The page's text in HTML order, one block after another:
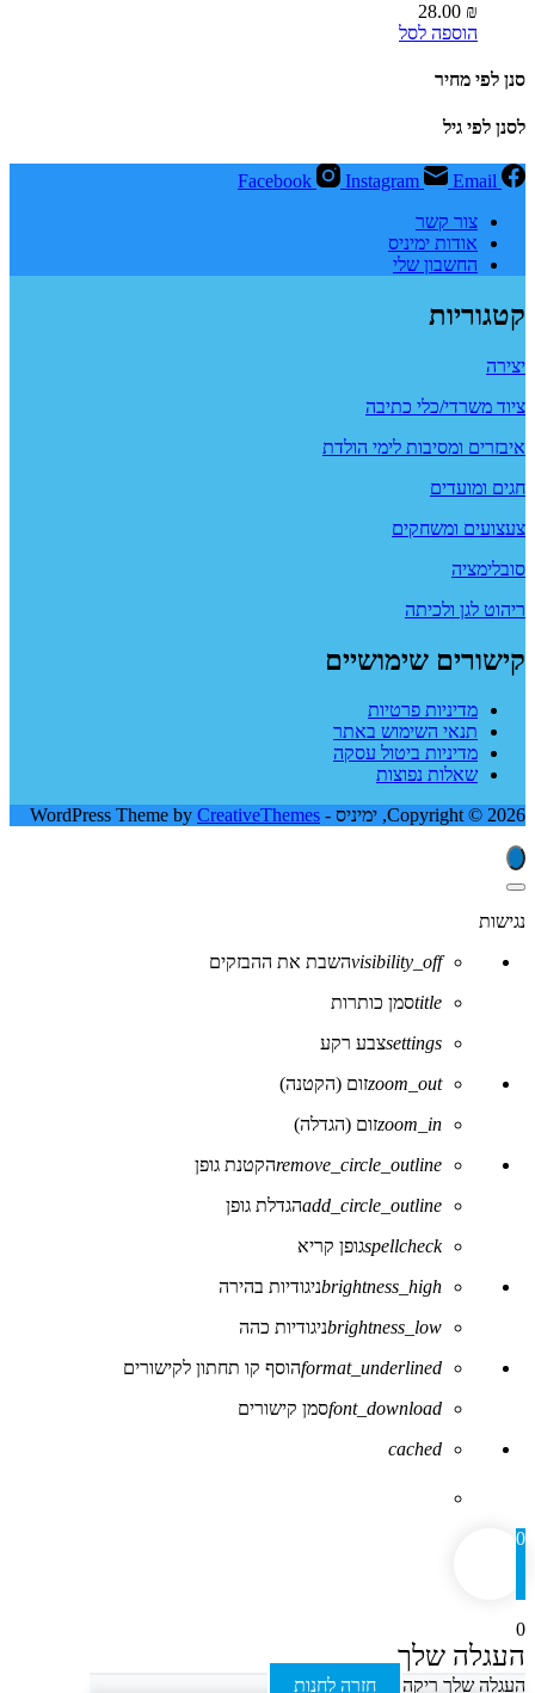
28.00 ₪
הוספה לסל
סנן לפי מחיר
לסנן לפי גיל
Facebook Instagram
Email
צור קשר
אודות ימיניס
החשבון שלי
קטגוריות
יצירה
ציוד משרדי/כלי כתיבה
איבזרים ומסיבות לימי הולדת
חגים ומועדים
צעצועים ומשחקים
סובלימציה
ריהוט לגן ולכיתה
קישורים שימושיים
מדיניות פרטיות
תנאי השימוש באתר
מדיניות ביטול עסקה
שאלות נפוצות
Copyright © 2026, ימיניס - WordPress Theme by
CreativeThemes
סגור
את
סרגל
של
נגישות
visibility_offהשבת את ההבזקים
titleסמן כותרות
settingsצבע רקע
zoom_outזום (הקטנה)
zoom_inזום (הגדלה)
remove_circle_outlineהקטנת גופן
add_circle_outlineהגדלת גופן
spellcheckגופן קריא
brightness_highניגודיות בהירה
brightness_lowניגודיות כהה
format_underlinedהוסף קו תחתון לקישורים
font_downloadסמן קישורים
לאפס
cached
0
0
העגלה שלך
העגלה שלך ריקה חזרה לחנות